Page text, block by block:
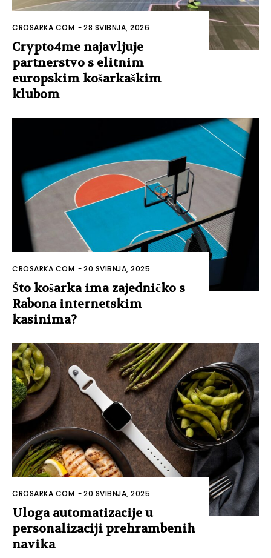
CROSARKA.COM -28 SVIBNJA, 2026
Crypto4me najavljuje
partnerstvo s elitnim
europskim košarkaškim
klubom
CROSARKA.COM -20 SVIBNJA, 2025
Što košarka ima zajedničko s
Rabona internetskim
kasinima?
CROSARKA.COM -20 SVIBNJA, 2025
Uloga automatizacije u
personalizaciji prehrambenih
navika